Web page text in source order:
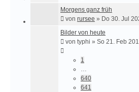
Morgens ganz früh
von rursee » Do 30. Jul
Bilder von heute
von typhi » So 21. Feb
1
640
641